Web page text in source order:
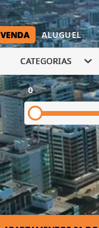
VENDA ALUGUEL
CATEGORIAS
0